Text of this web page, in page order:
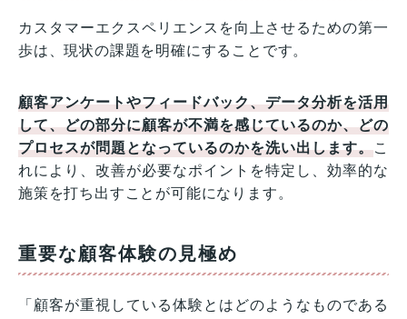
カスタマーエクスペリエンスを向上させるための第一
歩は、現状の課題を明確にすることです。
顧客アンケートやフィードバック、データ分析を活用
して、どの部分に顧客が不満を感じているのか、どの
プロセスが問題となっているのかを洗い出します。こ
れにより、改善が必要なポイントを特定し、効率的な
施策を打ち出すことが可能になります。
重要な顧客体験の見極め
「顧客が重視している体験とはどのようなものである